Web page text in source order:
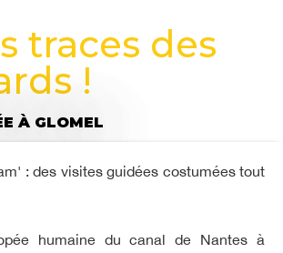
traces des
!
À GLOMEL
: des visites guidées costumées tout
humaine du canal de Nantes à